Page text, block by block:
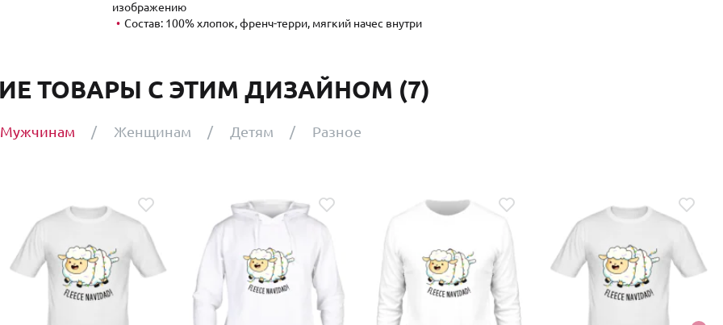
изображению
Состав: 100% хлопок, френч-терри, мягкий начес внутри
ТОВАРЫ С ЭТИМ ДИЗАЙНОМ (7)
Мужчинам Женщинам Детям Разное